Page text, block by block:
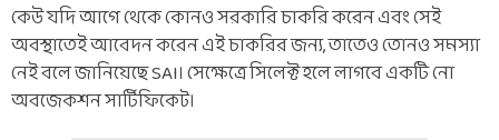
কেউ যদি আগে থেকে কোনও সরকারি চাকরি করেন এবং সেই
অবস্থাতেই আবেদন করেন এই চাকরির জন্য, তাতেও তোনও সমস্যা
নেই বলে জানিয়েছে SAI। সেক্ষেত্রে সিলেক্ট হলে লাগবে একটি নো
অবজেকশন সার্টিফিকেট।